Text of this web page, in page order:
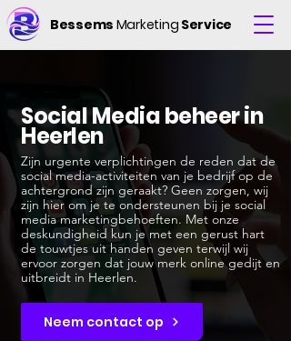
Bessems Marketing Service
Social Media beheer in
Heerlen
Zijn urgente verplichtingen de reden dat de
social media-activiteiten van je bedrijf op de
achtergrond zijn geraakt? Geen zorgen, wij
zijn hier om je te ondersteunen bij je social
media marketingbehoeften. Met onze
deskundigheid kun je met een gerust hart
de touwtjes uit handen geven terwijl wij
ervoor zorgen dat jouw merk online gedijt en
uitbreidt in Heerlen.
Neem contact op